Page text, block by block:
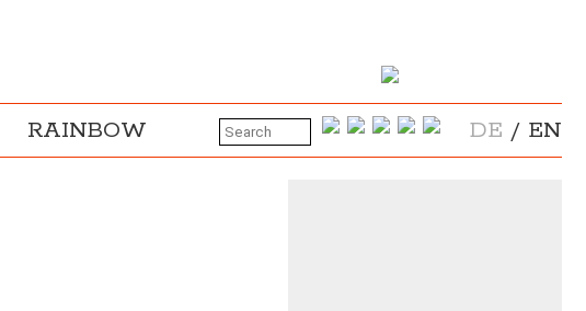
RAINBOW DE / EN